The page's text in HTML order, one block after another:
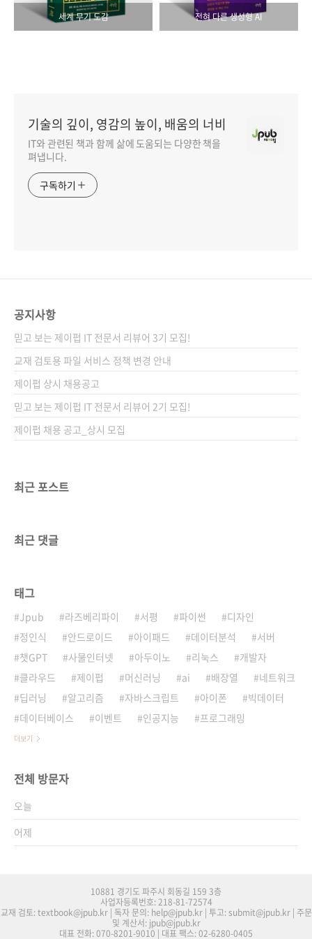
세계 무기 도감 전혀 다른 생성형 AI
기술의 깊이, 영감의 높이, 배움의 너비
IT와 관련된 책과 함께 삶에 도움되는 다양한 책을
펴냅니다.
구독하기
공지사항
믿고 보는 제이펍 IT 전문서 리뷰어 3기 모집!
교재 검토용 파일 서비스 정책 변경 안내
제이펍 상시 채용공고
믿고 보는 제이펍 IT 전문서 리뷰어 2기 모집!
제이펍 채용 공고_상시 모집
최근 포스트
최근 댓글
태그
Jpub 라즈베리파이 서평 파이썬
디자인
정인식
안드로이드 아이패드 데이터분석
서버
챗GPT
사물인터넷 아두이노 리눅스
개발자
클라우드
제이펍 머신러닝 ai 배장열
네트워크
딥러닝
알고리즘 자바스크립트 아이폰
빅데이터
데이터베이스
이벤트 인공지능 프로그래밍
더보기
전체 방문자
오늘
어제
10881 경기도 파주시 회동길 159 3층
사업자등록번호: 218-81-72574
교재 검토: textbook@jpub.kr | 독자 문의: help@jpub.kr | 투고: submit@jpub.kr | 주문
및 계산서: jpub@jpub.kr
대표 전화: 070-8201-9010 | 대표 팩스: 02-6280-0405